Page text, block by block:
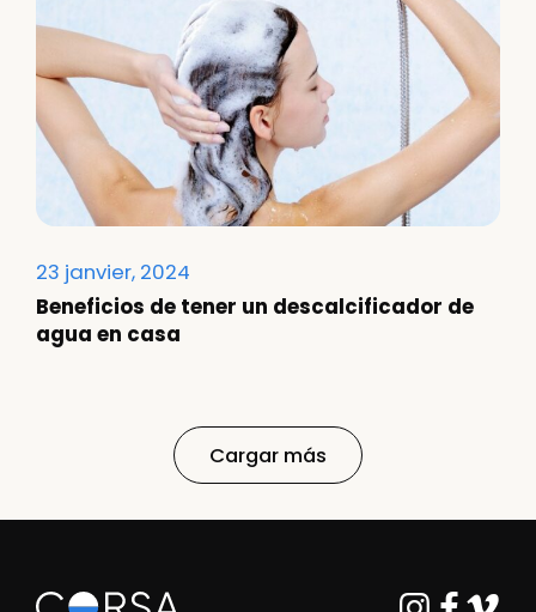
23 janvier, 2024
Beneficios de tener un descalcificador de
agua en casa
Cargar más